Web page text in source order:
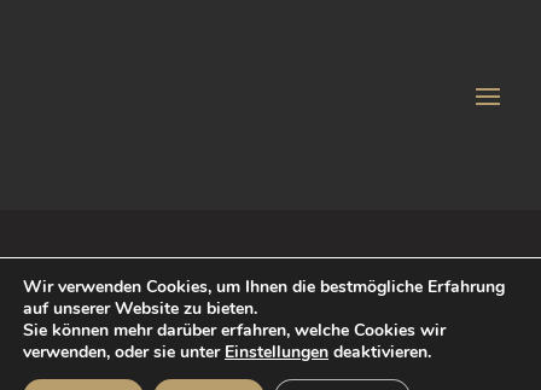
© 2018 iService Agentur für Markenstrategie und Kreation
Wir verwenden Cookies, um Ihnen die bestmögliche Erfahrung
auf unserer Website zu bieten.
Sie können mehr darüber erfahren, welche Cookies wir
verwenden, oder sie unter Einstellungen deaktivieren.